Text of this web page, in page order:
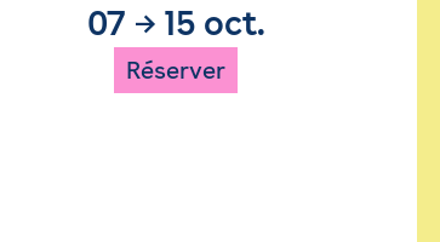
07 → 15 oct.
Réserver